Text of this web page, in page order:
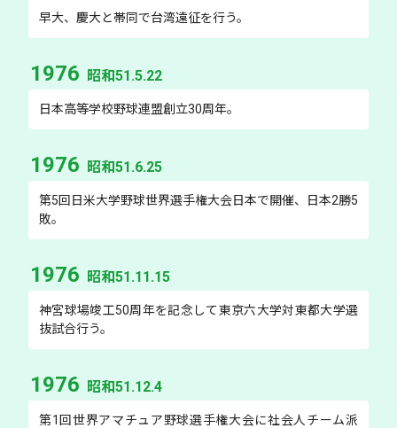
早大、慶大と帯同で台湾遠征を行う。
1976 昭和51.5.22
日本高等学校野球連盟創立30周年。
1976 昭和51.6.25
第5回日米大学野球世界選手権大会日本で開催、日本2勝5
敗。
1976 昭和51.11.15
神宮球場竣工50周年を記念して東京六大学対東都大学選
抜試合行う。
1976 昭和51.12.4
第1回世界アマチュア野球選手権大会に社会人チーム派